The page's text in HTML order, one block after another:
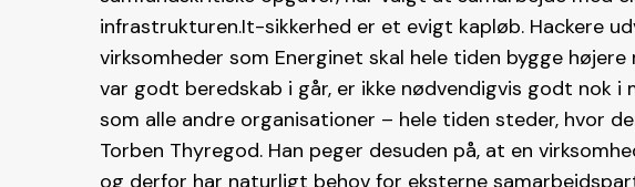
infrastrukturen.It-sikkerhed er et evigt kapløb. Hackere
virksomheder som Energinet skal hele tiden bygge
var godt beredskab i går, er ikke nødvendigvis godt nok i
som alle andre organisationer – hele tiden steder, hvor
Torben Thyregod. Han peger desuden på, at en